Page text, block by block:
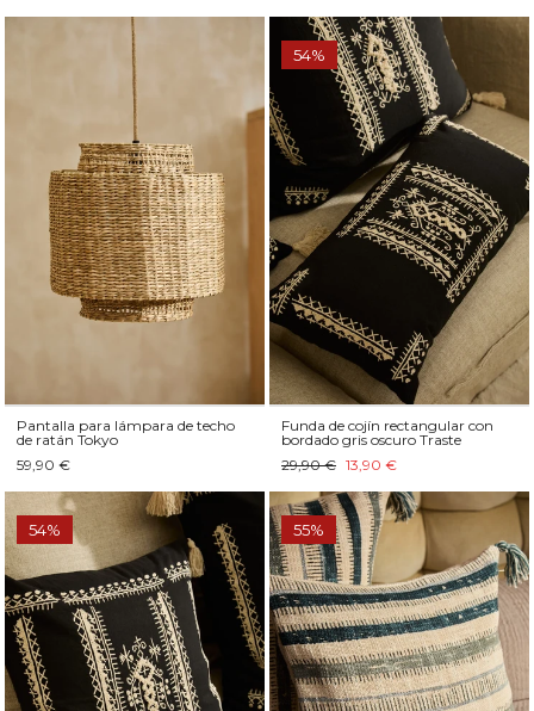
Pantalla para lámpara de techo
de ratán Tokyo
59,90 €
54%
Funda de cojín rectangular con
bordado gris oscuro Traste
29,90 € 13,90 €
54% 55%